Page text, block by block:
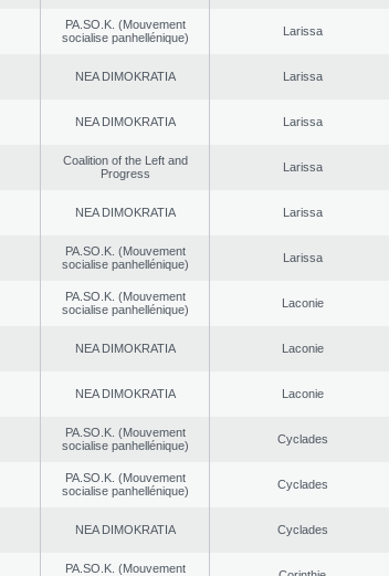
PA.SO.K. (Mouvement
socialise panhellénique)
Larissa
NEA DΙMOKRATIA Larissa
NEA DΙMOKRATIA Larissa
Coalition of the Left and
Progress
Larissa
NEA DΙMOKRATIA Larissa
PA.SO.K. (Mouvement
socialise panhellénique)
Larissa
PA.SO.K. (Mouvement
socialise panhellénique)
Laconie
NEA DΙMOKRATIA Laconie
NEA DΙMOKRATIA Laconie
PA.SO.K. (Mouvement
socialise panhellénique)
Cyclades
PA.SO.K. (Mouvement
socialise panhellénique)
Cyclades
NEA DΙMOKRATIA Cyclades
PA.SO.K. (Mouvement